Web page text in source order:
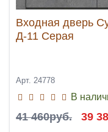
Входная дверь
Д-11 Серая
Арт. 24778
В
41 460руб. 39